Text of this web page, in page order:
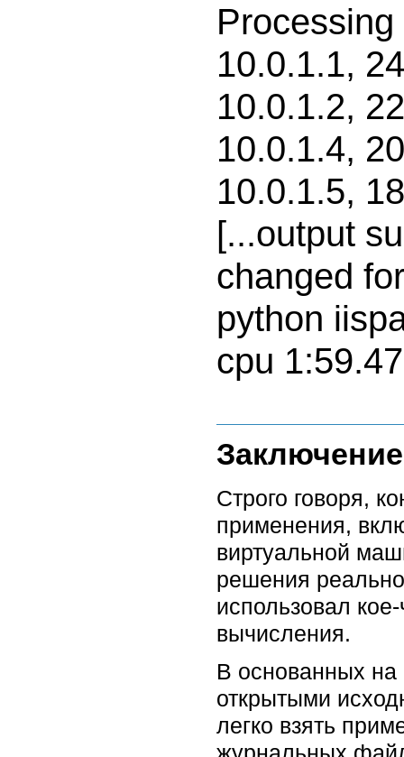
10.0.1.1,
10.0.1.2,
10.0.1.4,
10.0.1.5,
[...output
changed
python
Заключение
Строго говоря,
применения,
виртуальной
решения
использовал
вычисления.
В основанных на
открытыми
легко взять